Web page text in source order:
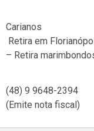
Carianos
Retira em
– Retira
(48) 9 9648-2394
(Emite nota fiscal)